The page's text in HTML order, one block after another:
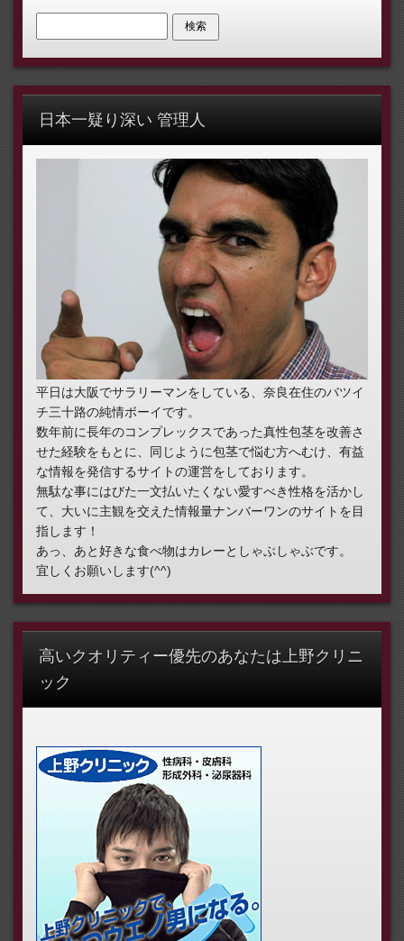
日本一疑り深い 管理人
平日は大阪でサラリーマンをしている、奈良在住のバツイ
チ三十路の純情ボーイです。
数年前に長年のコンプレックスであった真性包茎を改善さ
せた経験をもとに、同じように包茎で悩む方へむけ、有益
な情報を発信するサイトの運営をしております。
無駄な事にはびた一文払いたくない愛すべき性格を活かし
て、大いに主観を交えた情報量ナンバーワンのサイトを目
指します！
あっ、あと好きな食べ物はカレーとしゃぶしゃぶです。
宜しくお願いします(^^)
高いクオリティー優先のあなたは上野クリニ
ック